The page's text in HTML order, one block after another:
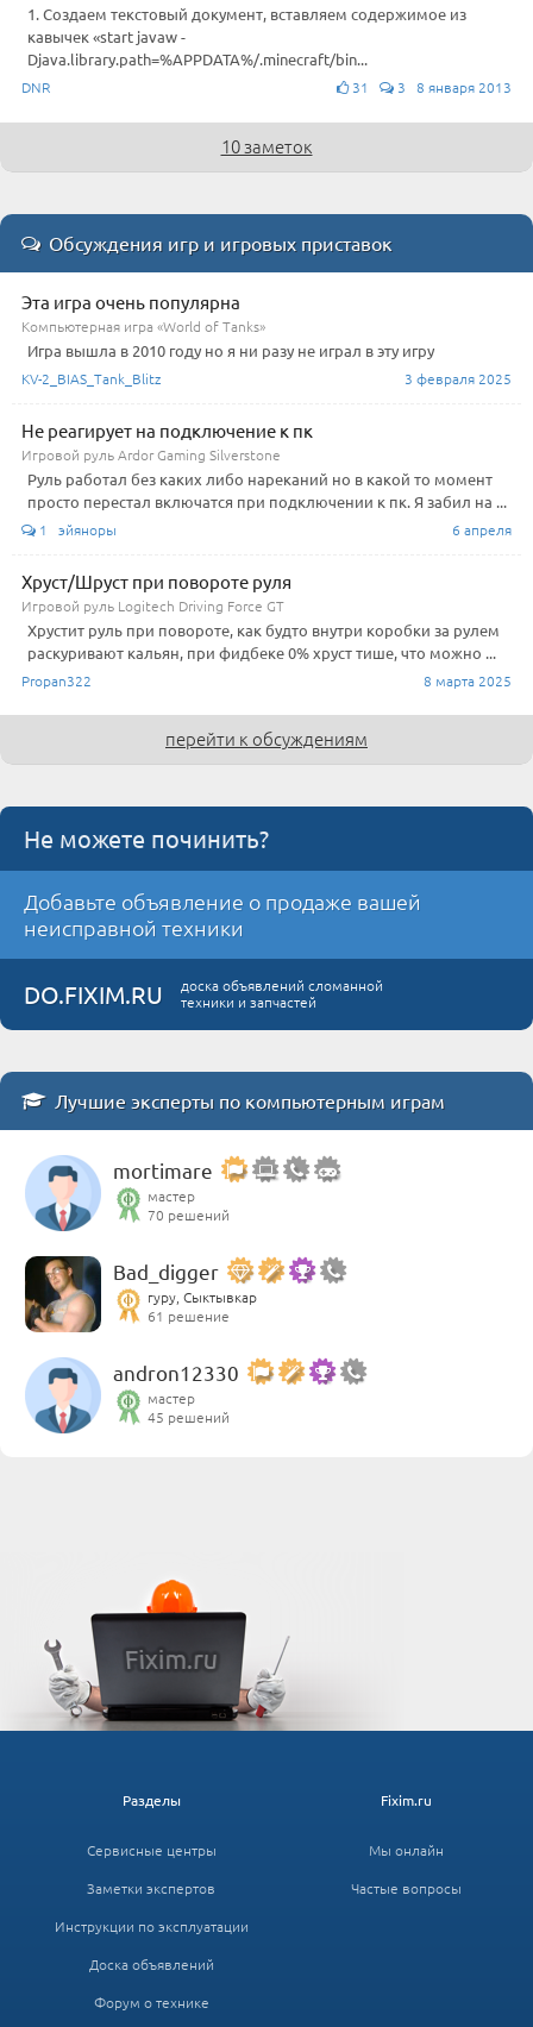
1. Создаем текстовый документ, вставляем содержимое из
кавычек «start javaw -
Djava.library.path=%APPDATA%/.minecraft/bin...
DNR 31 3 8 января 2013
10 заметок
Обсуждения игр и игровых приставок
Эта игра очень популярна
Компьютерная игра «World of Tanks»
Игра вышла в 2010 году но я ни разу не играл в эту игру
KV-2_BIAS_Tank_Blitz 3 февраля 2025
Не реагирует на подключение к пк
Игровой руль Ardor Gaming Silverstone
Руль работал без каких либо нареканий но в какой то момент
просто перестал включатся при подключении к пк. Я забил на ...
1 эйяноры 6 апреля
Хруст/Шруст при повороте руля
Игровой руль Logitech Driving Force GT
Хрустит руль при повороте, как будто внутри коробки за рулем
раскуривают кальян, при фидбеке 0% хруст тише, что можно ...
Propan322 8 марта 2025
перейти к обсуждениям
Не можете починить?
Добавьте объявление о продаже вашей
неисправной техники
DO.FIXIM.RU
доска объявлений сломанной
техники и запчастей
Лучшие эксперты по компьютерным играм
mortimare
мастер
70 решений
Bad_digger
гуру, Сыктывкар
61 решение
andron12330
мастер
45 решений
Fixim.ru
Мы онлайн
Частые вопросы
Разделы
Сервисные центры
Заметки экспертов
Инструкции по эксплуатации
Доска объявлений
Форум о технике